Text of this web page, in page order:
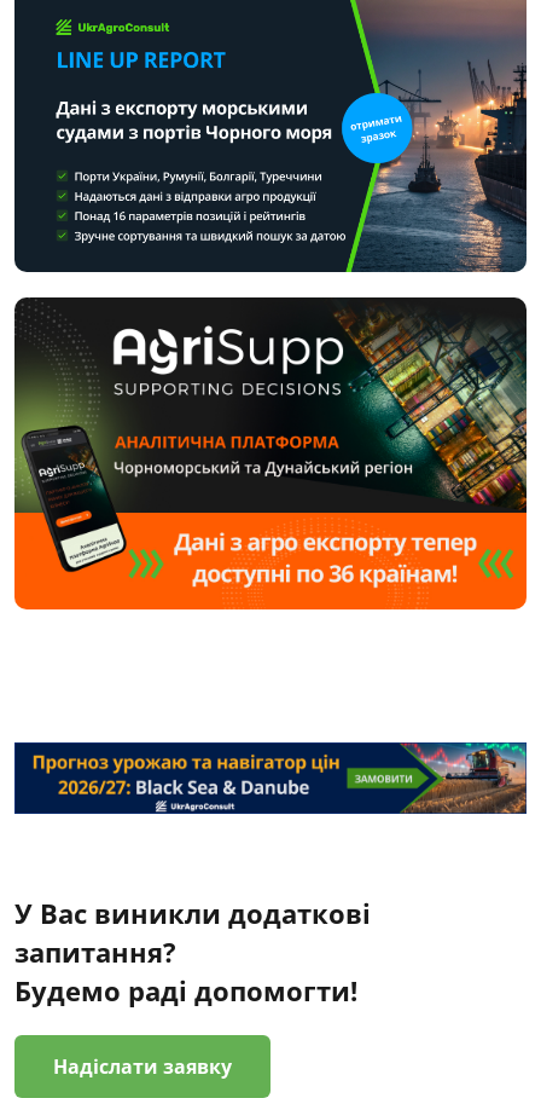
У Вас виникли додаткові
запитання?
Будемо раді допомогти!
Надіслати заявку